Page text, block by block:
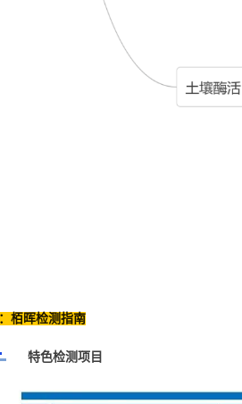
栢晖检测指南
特色检测项目